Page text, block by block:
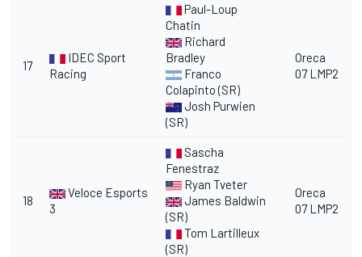
17
IDEC Sport
Racing
Paul-Loup
Chatin
Richard
Bradley
Franco
Colapinto (SR)
Josh Purwien
(SR)
Oreca
07 LMP2
18
Veloce Esports
3
Sascha
Fenestraz
Ryan Tveter
James Baldwin
(SR)
Tom Lartilleux
(SR)
Oreca
07 LMP2